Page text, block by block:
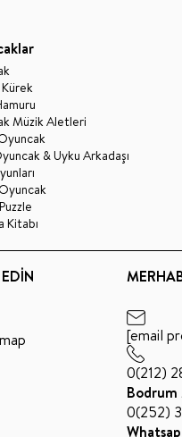
Müzik Aletleri
& Uyku Arkadaşı
Kitabı
[email
0(212)
Bodrum
0(252)